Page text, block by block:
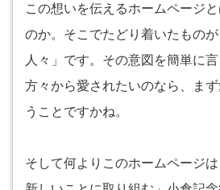
この想いを伝えるホームページ
のか。そこでたどり着いたもの
人々」です。その意図を簡単に
方々から愛されたいのなら、ま
うことですかね。
そして何よりこのホームページ